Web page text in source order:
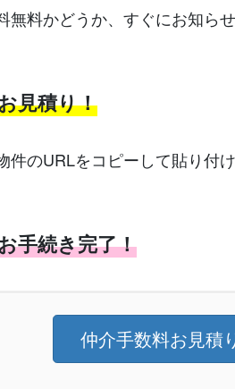
料かどうか、すぐにお知ら
見積り！
のURLをコピーして貼り付
手続き完了！
仲介手数料お見積